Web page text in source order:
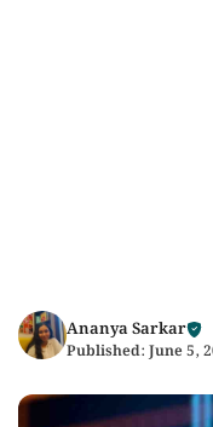
Ananya Sarkar
Published: June 5,